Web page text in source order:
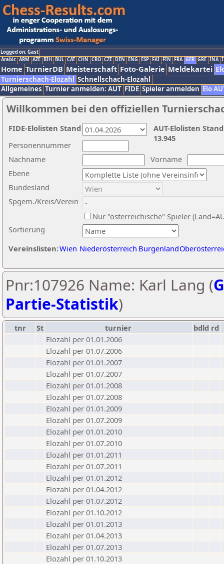
Logged on: Gast
Arabic ARM AZE BIH BUL CAT CHN CRO CZE DEN ENG ESP FAI FIN FRA GER GRE INA
Home TurnierDB Meisterschaft Foto-Galerie Meldekartei
Turnierschach-Elozahl Schnellschach-Elozahl
Allgemeines Turnier anmelden: AUT FIDE Spieler anmelden Elo
Willkommen bei den offiziellen
Nachname
Vorname
Ebene
Sortierung
Personennummer
Bundesland
Spgem./Kreis/Verein
Nur "österreichische" Spieler
Vereinslisten:Wien Niederösterreich Burgenland
AUT-Elolisten
13.945
FIDE-Elolisten Stand
Pnr:107926 Name: Karl Lang (
Partie-Statistik)
tnr St turnier bdld rd
Elozahl per 01.01.2006
Elozahl per 01.07.2006
Elozahl per 01.01.2007
Elozahl per 01.07.2007
Elozahl per 01.01.2008
Elozahl per 01.07.2008
Elozahl per 01.01.2009
Elozahl per 01.07.2009
Elozahl per 01.01.2010
Elozahl per 01.07.2010
Elozahl per 01.01.2011
Elozahl per 01.07.2011
Elozahl per 01.01.2012
Elozahl per 01.04.2012
Elozahl per 01.07.2012
Elozahl per 01.10.2012
Elozahl per 01.01.2013
Elozahl per 01.04.2013
Elozahl per 01.07.2013
Elozahl per 01.10.2013